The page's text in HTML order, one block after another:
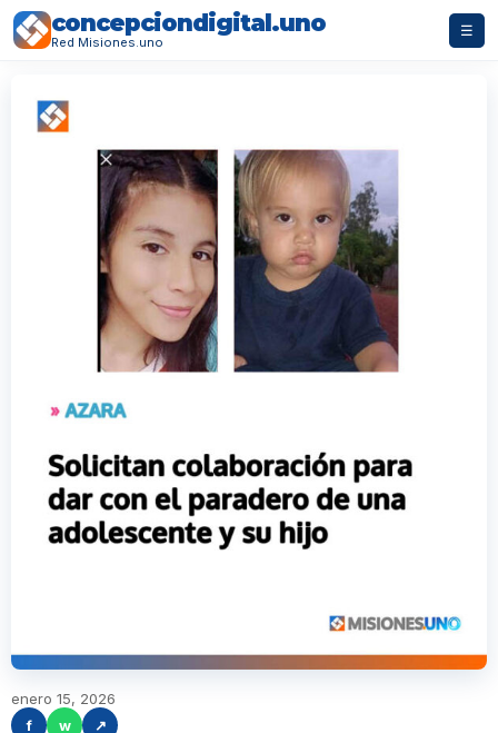
concepciondigital.uno
Red Misiones.uno
☰
enero 15, 2026
f
w ↗